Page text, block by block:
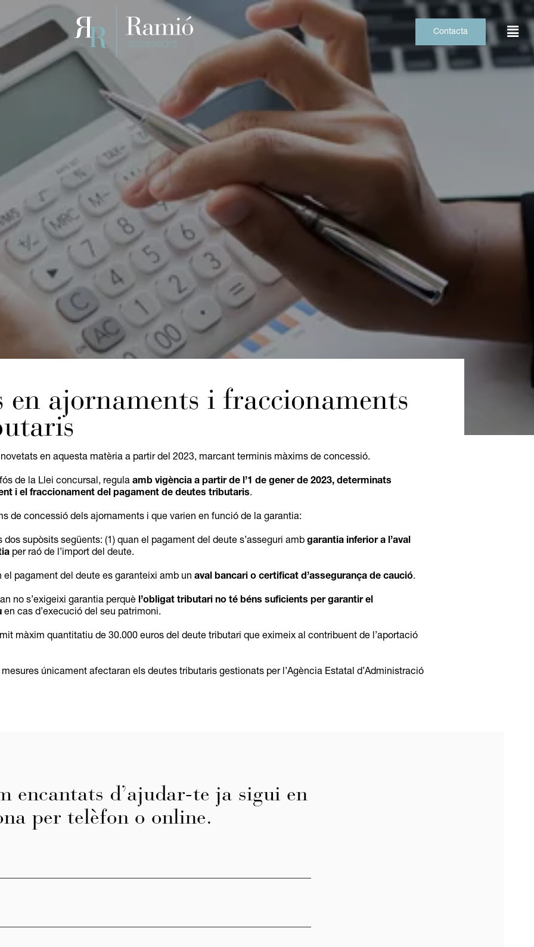
Contacta
en ajornaments i fraccionaments
en aquesta matèria a partir del 2023, marcant terminis màxims de concessió.
de la Llei concursal, regula amb vigència a partir de l’1 de gener de 2023, determinats
i el fraccionament del pagament de deutes tributaris.
de concessió dels ajornaments i que varien en funció de la garantia:
dos supòsits següents: (1) quan el pagament del deute s’asseguri amb garantia inferior a l’aval
per raó de l’import del deute.
el pagament del deute es garanteixi amb un aval bancari o certificat d’assegurança de caució.
no s’exigeixi garantia perquè l’obligat tributari no té béns suficients per garantir el
en cas d’execució del seu patrimoni.
màxim quantitatiu de 30.000 euros del deute tributari que eximeix al contribuent de l’aportació
únicament afectaran els deutes tributaris gestionats per l’Agència Estatal d’Administració
encantats d’ajudar-te ja sigui en
per telèfon o online.